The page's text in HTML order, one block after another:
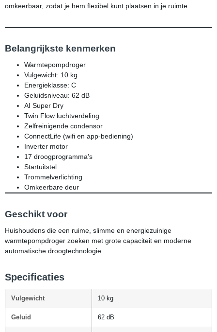
omkeerbaar, zodat je hem flexibel kunt plaatsen in je ruimte.
Belangrijkste kenmerken
Warmtepompdroger
Vulgewicht: 10 kg
Energieklasse: C
Geluidsniveau: 62 dB
AI Super Dry
Twin Flow luchtverdeling
Zelfreinigende condensor
ConnectLife (wifi en app-bediening)
Inverter motor
17 droogprogramma’s
Startuitstel
Trommelverlichting
Omkeerbare deur
Geschikt voor
Huishoudens die een ruime, slimme en energiezuinige
warmtepompdroger zoeken met grote capaciteit en moderne
automatische droogtechnologie.
Specificaties
Vulgewicht 10 kg
Geluid 62 dB